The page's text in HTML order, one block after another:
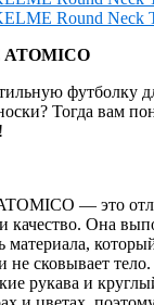
ATOMICO
футболку
Тогда вам
— это
качество. Она
не сковывает
рукава и